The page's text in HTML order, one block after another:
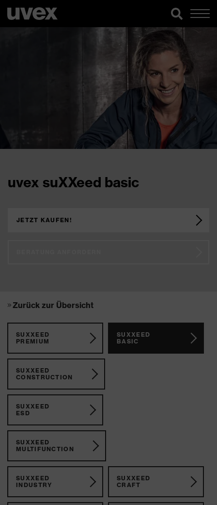
uvex suXXeed basic
JETZT KAUFEN!
Zurück zur Übersicht
SUXXEED
PREMIUM
SUXXEED
BASIC
SUXXEED
CONSTRUCTION
SUXXEED
ESD
SUXXEED
MULTIFUNCTION
SUXXEED
INDUSTRY
SUXXEED
CRAFT